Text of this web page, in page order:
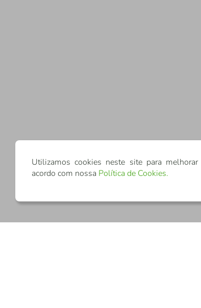
Utilizamos cookies neste site para
acordo com nossa Política de Cookies.